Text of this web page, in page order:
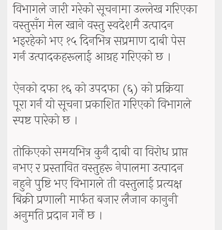
विभागले जारी गरेको सूचनामा उल्लेख गरिएका
वस्तुसँग मेल खाने वस्तु स्वदेशमै उत्पादन
भइरहेको भए १५ दिनभित्र सप्रमाण दाबी पेस
गर्न उत्पादकहरूलाई आग्रह गरिएको छ ।
ऐनको दफा १६ को उपदफा (६) को प्रक्रिया
पूरा गर्न यो सूचना प्रकाशित गरिएको विभागले
स्पष्ट पारेको छ ।
तोकिएको समयभित्र कुनै दाबी वा विरोध प्राप्त
नभए र प्रस्तावित वस्तुहरू नेपालमा उत्पादन
नहुने पुष्टि भए विभागले ती वस्तुलाई प्रत्यक्ष
बिक्री प्रणाली मार्फत बजार लैजान कानुनी
अनुमति प्रदान गर्ने छ ।